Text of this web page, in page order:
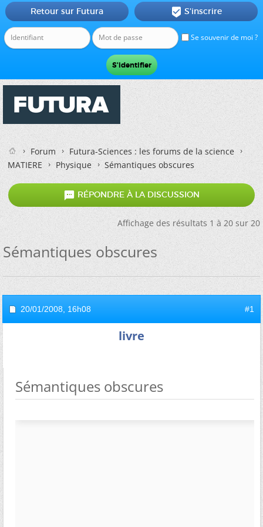
Se souvenir de moi ?
Retour sur Futura  S'inscrire
Forum
Futura-Sciences : les forums de la science
MATIERE
Physique Sémantiques obscures
 RÉPONDRE À LA DISCUSSION
Affichage des résultats 1 à 20 sur 20
Sémantiques obscures
20/01/2008, 16h08 #1
livre
Sémantiques obscures